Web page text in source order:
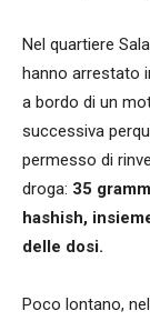
Nel quartiere
hanno arrestato
a bordo di un
successiva
permesso di
droga: 35
hashish,
delle dosi.
Poco lontano,